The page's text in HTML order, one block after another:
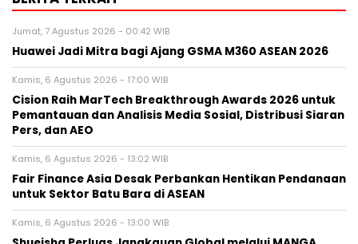
Jumat, 7 Agustus 2026 - 00:42 WIB
Huawei Jadi Mitra bagi Ajang GSMA M360 ASEAN 2026
Kamis, 6 Agustus 2026 - 17:00 WIB
Cision Raih MarTech Breakthrough Awards 2026 untuk
Pemantauan dan Analisis Media Sosial, Distribusi Siaran
Pers, dan AEO
Kamis, 6 Agustus 2026 - 13:02 WIB
Fair Finance Asia Desak Perbankan Hentikan Pendanaan
untuk Sektor Batu Bara di ASEAN
Kamis, 6 Agustus 2026 - 13:00 WIB